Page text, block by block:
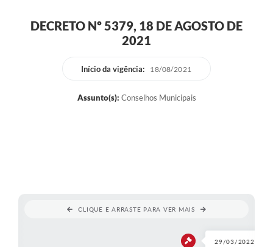
DECRETO Nº 5379, 18 DE AGOSTO DE
2021
Início da vigência: 18/08/2021
Assunto(s): Conselhos Municipais
CLIQUE E ARRASTE PARA VER MAIS
29/03/2022